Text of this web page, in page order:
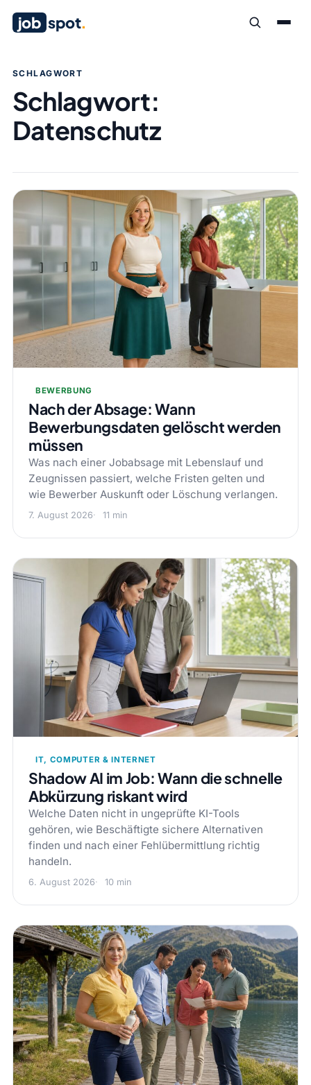
job spot.
SCHLAGWORT
Schlagwort:
Datenschutz
BEWERBUNG
Nach der Absage: Wann
Bewerbungsdaten gelöscht werden
müssen
Was nach einer Jobabsage mit Lebenslauf und
Zeugnissen passiert, welche Fristen gelten und
wie Bewerber Auskunft oder Löschung verlangen.
7. August 2026 11 min
IT, COMPUTER & INTERNET
Shadow AI im Job: Wann die schnelle
Abkürzung riskant wird
Welche Daten nicht in ungeprüfte KI-Tools
gehören, wie Beschäftigte sichere Alternativen
finden und nach einer Fehlübermittlung richtig
handeln.
6. August 2026 10 min